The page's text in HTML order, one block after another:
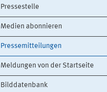
Pressestelle
Medien abonnieren
Pressemitteilungen
Meldungen von der Startseite
Bilddatenbank